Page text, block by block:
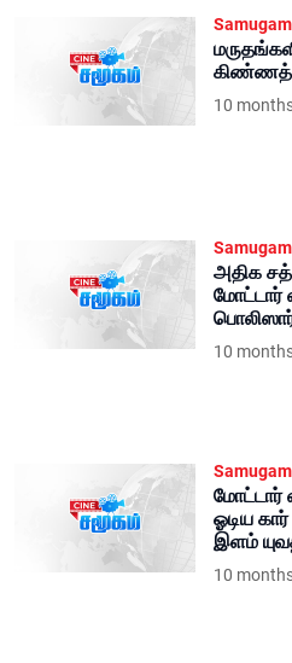
10
அதிக
மோட்டார்
10
மோட்டார்
ஓடிய கார்
இளம்
10